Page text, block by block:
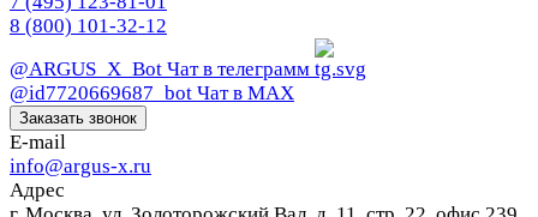
8 (800) 101-32-12
@ARGUS_X_Bot Чат в телеграмм
@id7720669687_bot Чат в МАХ
Заказать звонок
E-mail
info@argus-x.ru
Адрес